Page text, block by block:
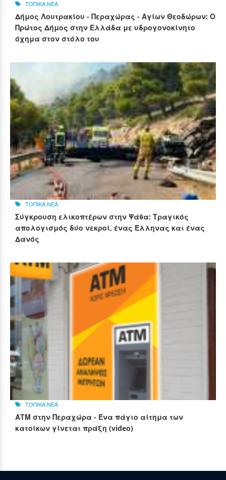
ΤΟΠΙΚΑ ΝΕΑ
Δήμος Λουτρακίου - Περαχώρας - Αγίων Θεοδώρων: Ο
Πρώτος Δήμος στην Ελλάδα με υδρογονοκίνητο
όχημα στον στόλο του
ΤΟΠΙΚΑ ΝΕΑ
Σύγκρουση ελικοπτέρων στην Ψάθα: Τραγικός
απολογισμός δύο νεκροί, ένας Έλληνας και ένας
Δανός
ΤΟΠΙΚΑ ΝΕΑ
ΑΤΜ στην Περαχώρα - Ένα πάγιο αίτημα των
κατοίκων γίνεται πράξη (video)